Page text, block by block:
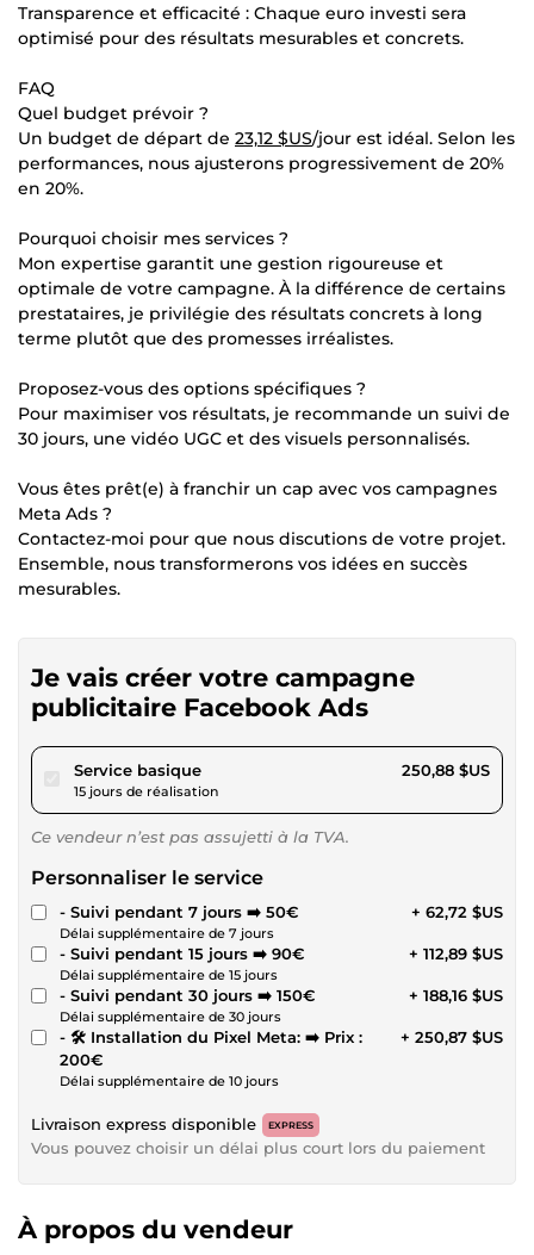
Transparence et efficacité : Chaque euro investi sera
optimisé pour des résultats mesurables et concrets.
FAQ
Quel budget prévoir ?
Un budget de départ de 23,12 $US/jour est idéal. Selon les
performances, nous ajusterons progressivement de 20%
en 20%.
Pourquoi choisir mes services ?
Mon expertise garantit une gestion rigoureuse et
optimale de votre campagne. À la différence de certains
prestataires, je privilégie des résultats concrets à long
terme plutôt que des promesses irréalistes.
Proposez-vous des options spécifiques ?
Pour maximiser vos résultats, je recommande un suivi de
30 jours, une vidéo UGC et des visuels personnalisés.
Vous êtes prêt(e) à franchir un cap avec vos campagnes
Meta Ads ?
Contactez-moi pour que nous discutions de votre projet.
Ensemble, nous transformerons vos idées en succès
mesurables.
Je vais créer votre campagne
publicitaire Facebook Ads
Service basiquepour 231,22 $US
15 jours de réalisation
250,88 $US
Ce vendeur n’est pas assujetti à la TVA.
Personnaliser le service
- Suivi pendant 7 jours ➡️ 50€
Délai supplémentaire de 7 jours
+ 62,72 $US
- Suivi pendant 15 jours ➡️ 90€
Délai supplémentaire de 15 jours
+ 112,89 $US
- Suivi pendant 30 jours ➡️ 150€
Délai supplémentaire de 30 jours
+ 188,16 $US
- 🛠 Installation du Pixel Meta: ➡️ Prix :
200€
Délai supplémentaire de 10 jours
+ 250,87 $US
Livraison express disponible EXPRESS
Vous pouvez choisir un délai plus court lors du paiement
À propos du vendeur